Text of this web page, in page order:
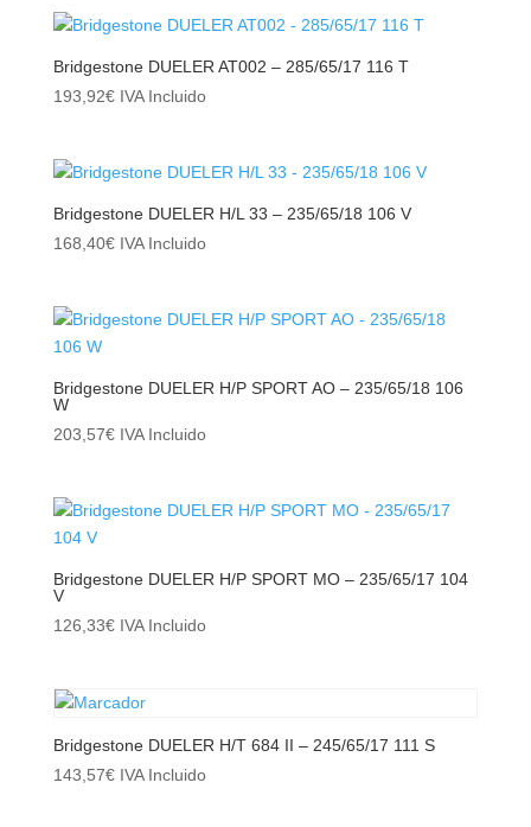
Bridgestone DUELER AT002 – 285/65/17 116 T
193,92€ IVA Incluido
Bridgestone DUELER H/L 33 – 235/65/18 106 V
168,40€ IVA Incluido
Bridgestone DUELER H/P SPORT AO – 235/65/18 106
W
203,57€ IVA Incluido
Bridgestone DUELER H/P SPORT MO – 235/65/17 104
V
126,33€ IVA Incluido
Bridgestone DUELER H/T 684 II – 245/65/17 111 S
143,57€ IVA Incluido